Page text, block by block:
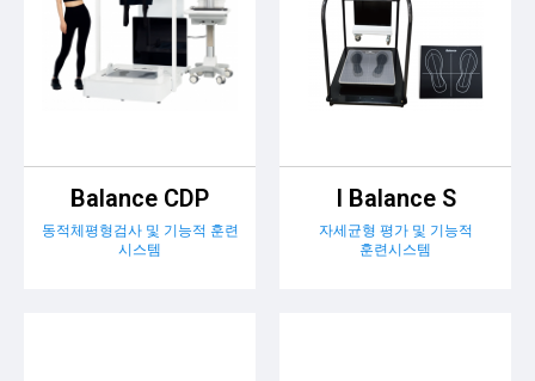
Balance CDP
동적체평형검사 및 기능적 훈련
시스템
I Balance S
자세균형 평가 및 기능적
훈련시스템